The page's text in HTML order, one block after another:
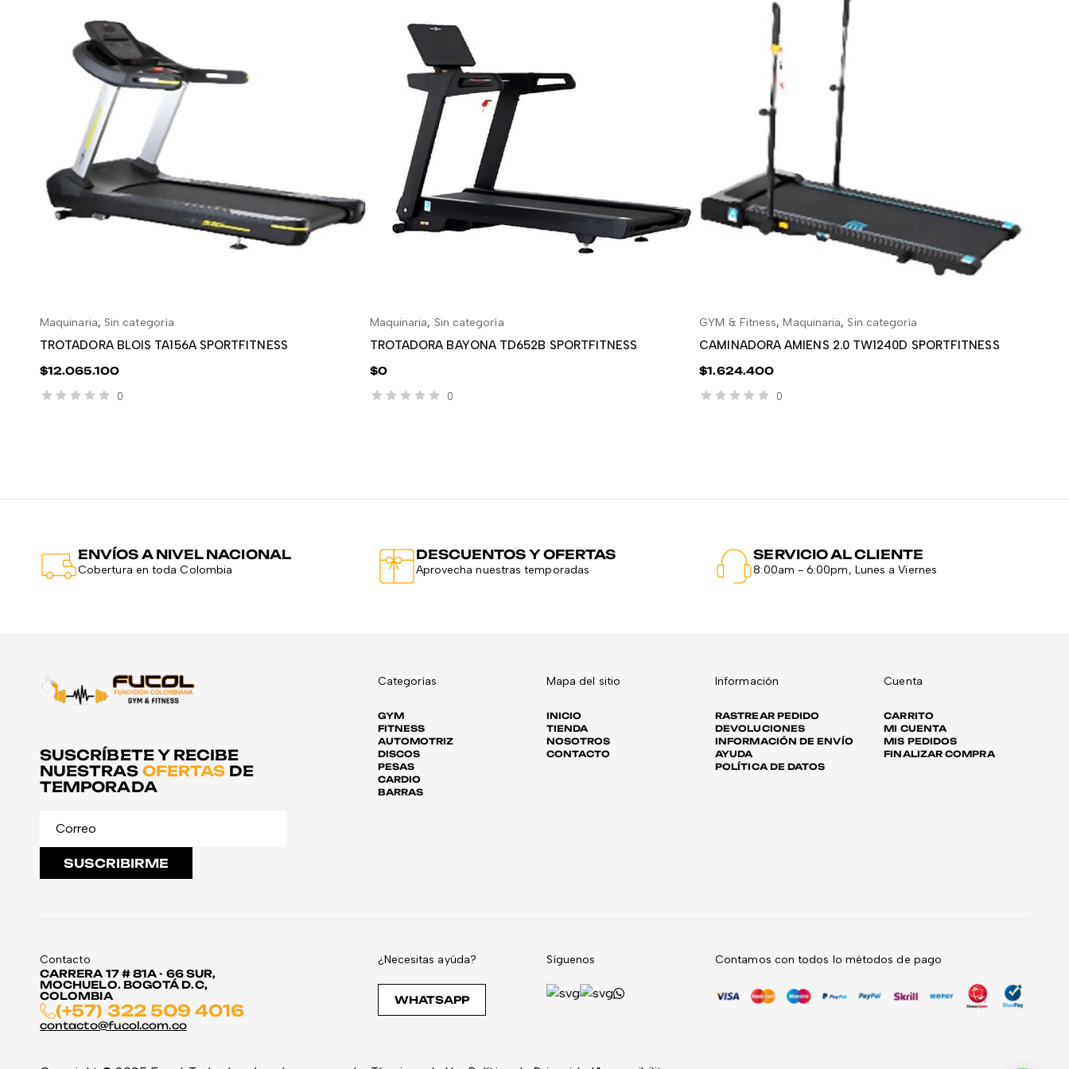
AÑADIR AL CARRITO
Maquinaria, Sin categoría
TROTADORA BLOIS TA156A SPORTFITNESS
$12.065.100
0
AÑADIR AL CARRITO
Maquinaria, Sin categoría
TROTADORA BAYONA TD652B SPORTFITNESS
$0
0
AÑADIR AL CARRITO
GYM & Fitness,Maquinaria, Sin categoría
CAMINADORA AMIENS 2.0 TW1240D SPORTFITNESS
$1.624.400
0
ENVÍOS A NIVEL NACIONAL
Cobertura en toda Colombia
DESCUENTOS Y OFERTAS
Aprovecha nuestras temporadas
SERVICIO AL CLIENTE
8:00am - 6:00pm, Lunes a Viernes
SUSCRÍBETE Y RECIBE
NUESTRAS OFERTAS DE
TEMPORADA
SUSCRIBIRME
Categorías
GYM
FITNESS
AUTOMOTRIZ
DISCOS
PESAS
CARDIO
BARRAS
Mapa del sitio
INICIO
TIENDA
NOSOTROS
CONTACTO
Información
RASTREAR PEDIDO
DEVOLUCIONES
INFORMACIÓN DE ENVÍO
AYUDA
POLÍTICA DE DATOS
Cuenta
CARRITO
MI CUENTA
MIS PEDIDOS
FINALIZAR COMPRA
Contacto
CARRERA 17 # 81A - 66 SUR,
MOCHUELO. BOGOTÁ D.C,
COLOMBIA
(+57) 322 509 4016
contacto@fucol.com.co
¿Necesitas ayúda?
WHATSAPP
Síguenos Contamos con todos lo métodos de pago